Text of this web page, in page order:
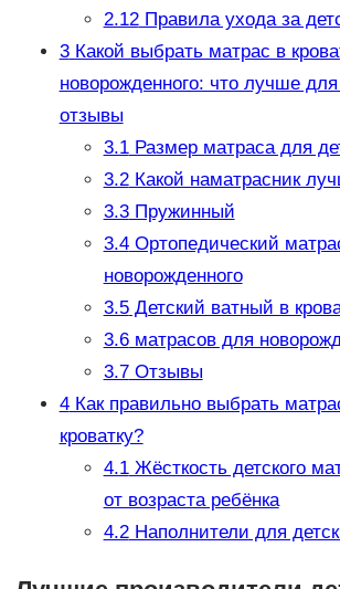
2.12Правила ухода за
3Какой выбрать матрас в
новорожденного: что лучше
отзывы
3.1Размер матраса для
3.2Какой наматрасник
3.3Пружинный
3.4Ортопедический
новорожденного
3.5Детский ватный в
3.6матрасов для
3.7Отзывы
4Как правильно выбрать
кроватку?
4.1Жёсткость детского
от возраста ребёнка
4.2Наполнители для